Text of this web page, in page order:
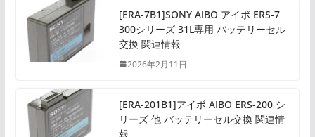
[ERA-7B1]SONY AIBO アイボ ERS-7
300シリーズ 31L専用 バッテリーセル
交換 関連情報
2026年2月11日
[ERA-201B1]アイボ AIBO ERS-200 シ
リーズ 他 バッテリーセル交換 関連情
報